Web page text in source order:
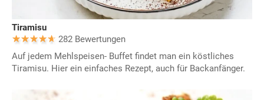
Tiramisu
282 Bewertungen
Auf jedem Mehlspeisen- Buffet findet man ein köstliches
Tiramisu. Hier ein einfaches Rezept, auch für Backanfänger.